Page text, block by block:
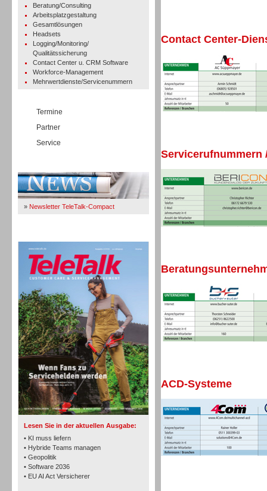
Beratung/Consulting
Arbeitsplatzgestaltung
Gesamtlösungen
Headsets
Logging/Monitoring/
Qualitätssicherung
Contact Center u. CRM Software
Workforce-Management
Mehrwertdienste/Servicenummern
Termine
Partner
Service
» Newsletter TeleTalk-Compact
Lesen Sie in der aktuellen Ausgabe:
• KI muss liefern
• Hybride Teams managen
• Geopolitik
• Software 2036
• EU AI Act Versicherer
TK- und ACD-Systeme
Workforce-Management
Contact Center-
Servicerufnummern
ACD-Systeme